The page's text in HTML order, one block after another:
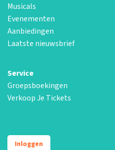
Musicals
Evenementen
Aanbiedingen
Laatste nieuwsbrief
Service
Groepsboekingen
Verkoop Je Tickets
Inloggen